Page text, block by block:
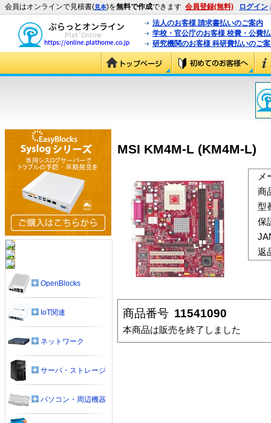
会員はオンラインで見積書(見本)を無料で作成できます 会員登録(無料) ログイン
法人のお客様 請求書払いのご案内
学校・官公庁のお客様 校費・公費
研究機関のお客様 科研費払いのご
MSI KM4M-L (KM4M-L)
メ
商
型
保
返
商品番号 11541090
本商品は販売を終了しました
OpenBlocks
IoT関連
ネットワーク
サーバ・ストレージ
パソコン・周辺機器